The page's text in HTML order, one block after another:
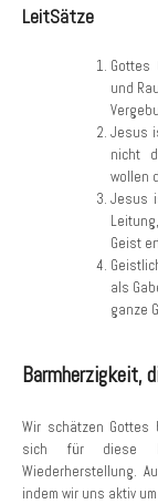
LeitSätze
Gottes
und
Jesus
nicht
wollen
Jesus
Geist
als
ganze
Barmherzigkeit,
Wir schätzen Gottes
sich für diese
Wiederherstellung.
indem wir uns aktiv